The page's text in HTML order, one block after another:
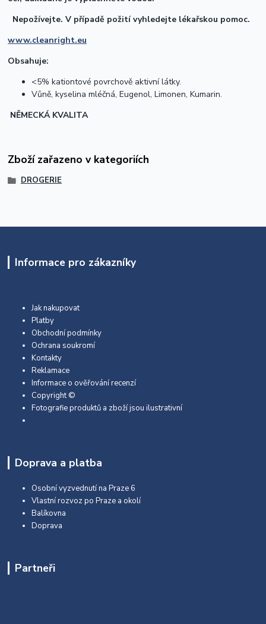
Nepožívejte. V případě požití vyhledejte lékařskou pomoc.
www.cleanright.eu
Obsahuje:
<5% kationtové povrchově aktivní látky.
Vůně, kyselina mléčná, Eugenol, Limonen, Kumarin.
NĚMECKÁ KVALITA
Zboží zařazeno v kategoriích
DROGERIE
Informace pro zákazníky
Jak nakupovat
Platby
Obchodní podmínky
Ochrana soukromí
Kontakty
Reklamace
Informace o ověřování recenzí
Copyright ©
Fotografie produktů a zboží jsou ilustrativní
Doprava a platba
Osobní vyzvednutí na Praze 6
Vlastní rozvoz po Praze a okolí
Balíkovna
Doprava
Partneři